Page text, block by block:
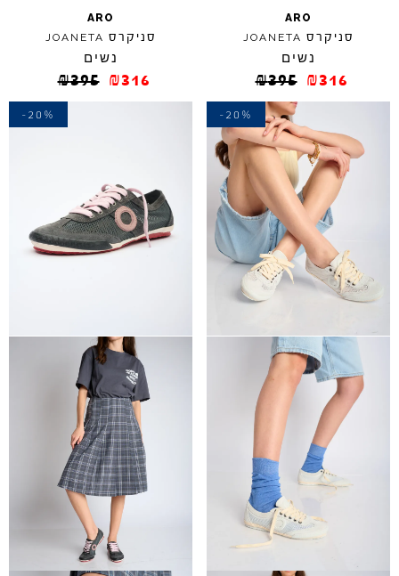
ARO
סניקרס JOANETA
נשים
₪395 ₪316
ARO
סניקרס JOANETA
נשים
₪395 ₪316
-20%
-20%